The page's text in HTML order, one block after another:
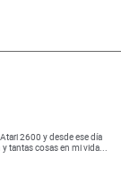
2600 y desde ese día
tantas cosas en mi vida...